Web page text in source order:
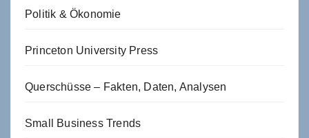
Politik & Ökonomie
Princeton University Press
Querschüsse – Fakten, Daten, Analysen
Small Business Trends